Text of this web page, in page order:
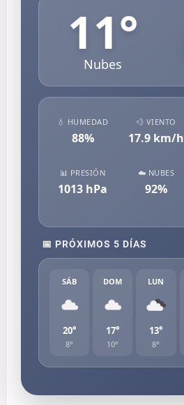
11°
Nubes
💧 HUMEDAD
88%
💨 VIENTO
17.9km/h
📊 PRESIÓN
1013 hPa
☁️ NUBES
92%
📅 PRÓXIMOS 5 DÍAS
SÁB
20°
8°
DOM
17°
10°
LUN
13°
8°